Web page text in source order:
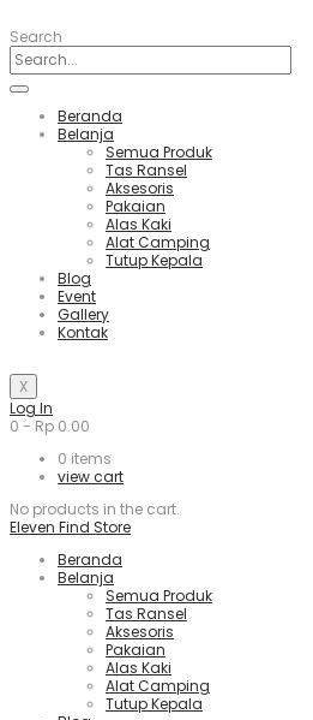
Search
Beranda
Belanja
Semua Produk
Tas Ransel
Aksesoris
Pakaian
Alas Kaki
Alat Camping
Tutup Kepala
Blog
Event
Gallery
Kontak
X
Log In
0 - Rp 0.00
0 items
view cart
No products in the cart.
Eleven Find Store
Beranda
Belanja
Semua Produk
Tas Ransel
Aksesoris
Pakaian
Alas Kaki
Alat Camping
Tutup Kepala